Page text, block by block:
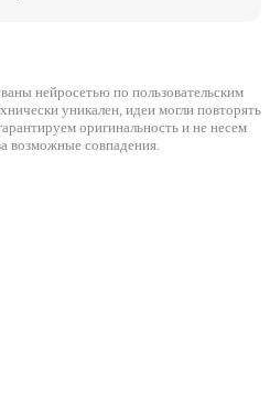
нейросетью по пользовательским
уникален, идеи могли повторять
оригинальность и не несем
возможные совпадения.